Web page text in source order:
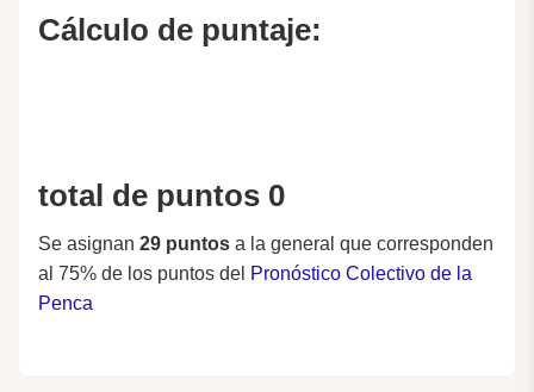
Cálculo de puntaje:
total de puntos 0
Se asignan 29 puntos a la general que corresponden
al 75% de los puntos del Pronóstico Colectivo de la
Penca